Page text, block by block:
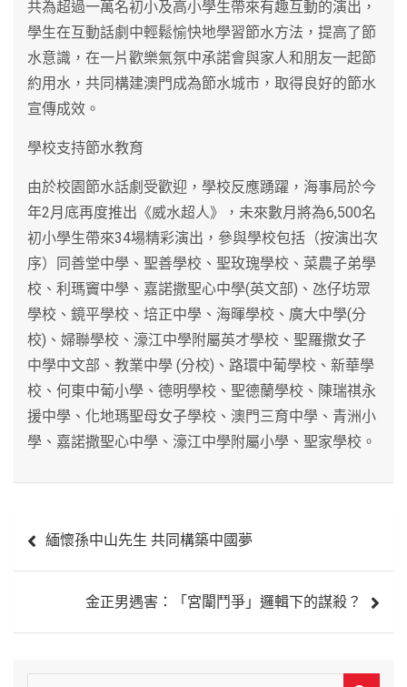
共為超過一萬名初小及高小學生帶來有趣互動的演出，
學生在互動話劇中輕鬆愉快地學習節水方法，提高了節
水意識，在一片歡樂氣氛中承諾會與家人和朋友一起節
約用水，共同構建澳門成為節水城市，取得良好的節水
宣傳成效。
學校支持節水教育
由於校園節水話劇受歡迎，學校反應踴躍，海事局於今
年2月底再度推出《威水超人》，未來數月將為6,500名
初小學生帶來34場精彩演出，參與學校包括（按演出次
序）同善堂中學、聖善學校、聖玫瑰學校、菜農子弟學
校、利瑪竇中學、嘉諾撒聖心中學(英文部)、氹仔坊眾
學校、鏡平學校、培正中學、海暉學校、廣大中學(分
校)、婦聯學校、濠江中學附屬英才學校、聖羅撒女子
中學中文部、教業中學 (分校)、路環中葡學校、新華學
校、何東中葡小學、德明學校、聖德蘭學校、陳瑞祺永
援中學、化地瑪聖母女子學校、澳門三育中學、青洲小
學、嘉諾撒聖心中學、濠江中學附屬小學、聖家學校。
章 緬懷孫中山先生 共同構築中國夢
金正男遇害：「宮闈鬥爭」邏輯下的謀殺？